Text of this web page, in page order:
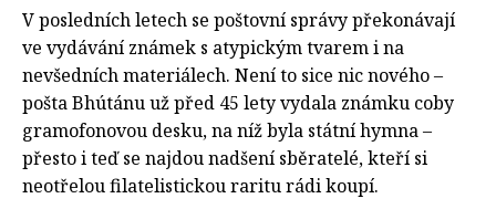
V posledních letech se poštovní správy překonávají
ve vydávání známek s atypickým tvarem i na
nevšedních materiálech. Není to sice nic nového –
pošta Bhútánu už před 45 lety vydala známku coby
gramofonovou desku, na níž byla státní hymna –
přesto i teď se najdou nadšení sběratelé, kteří si
neotřelou filatelistickou raritu rádi koupí.